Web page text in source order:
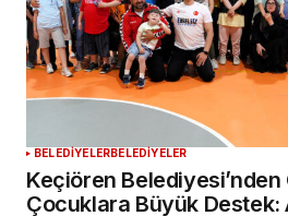
BELEDİYELERBELEDİYELER
Keçiören
Çocuklara Büyük Destek: